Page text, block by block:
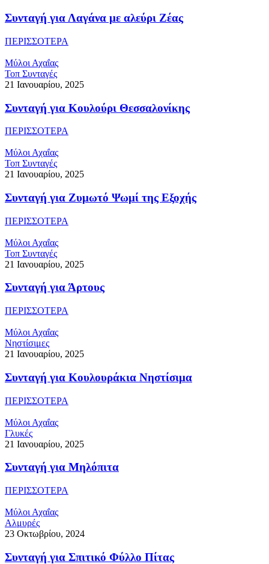
Συνταγή για Λαγάνα με αλεύρι Ζέας
ΠΕΡΙΣΣΟΤΕΡΑ
Μύλοι Αχαΐας
Τοπ Συνταγές
21 Ιανουαρίου, 2025
Συνταγή για Κουλούρι Θεσσαλονίκης
ΠΕΡΙΣΣΟΤΕΡΑ
Μύλοι Αχαΐας
Τοπ Συνταγές
21 Ιανουαρίου, 2025
Συνταγή για Ζυμωτό Ψωμί της Εξοχής
ΠΕΡΙΣΣΟΤΕΡΑ
Μύλοι Αχαΐας
Τοπ Συνταγές
21 Ιανουαρίου, 2025
Συνταγή για Άρτους
ΠΕΡΙΣΣΟΤΕΡΑ
Μύλοι Αχαΐας
Νηστίσιμες
21 Ιανουαρίου, 2025
Συνταγή για Κουλουράκια Νηστίσιμα
ΠΕΡΙΣΣΟΤΕΡΑ
Μύλοι Αχαΐας
Γλυκές
21 Ιανουαρίου, 2025
Συνταγή για Μηλόπιτα
ΠΕΡΙΣΣΟΤΕΡΑ
Μύλοι Αχαΐας
Αλμυρές
23 Οκτωβρίου, 2024
Συνταγή για Σπιτικό Φύλλο Πίτας